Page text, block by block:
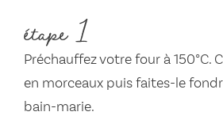
étape 1
Préchauffez votre four à 150°C.
en morceaux puis faites-le
bain-marie.